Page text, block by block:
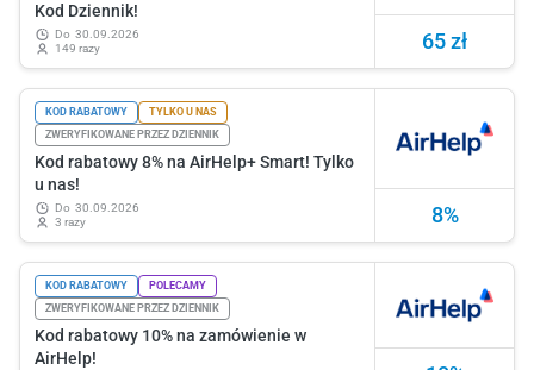
65 zł
Kod Dziennik!
do 30.09.2026
149 razy
8%
KOD RABATOWY
TYLKO U NAS
ZWERYFIKOWANE PRZEZ DZIENNIK
Kod rabatowy 8% na AirHelp+ Smart! Tylko
u nas!
do 30.09.2026
3 razy
KOD RABATOWY
POLECAMY
ZWERYFIKOWANE PRZEZ DZIENNIK
Kod rabatowy 10% na zamówienie w
AirHelp!